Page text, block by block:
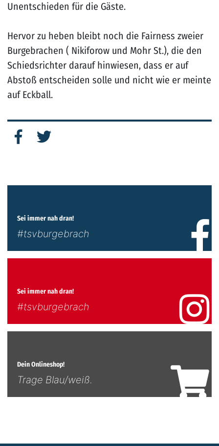
Unentschieden für die Gäste.
Hervor zu heben bleibt noch die Fairness zweier
Burgebrachen ( Nikiforow und Mohr St.), die den
Schiedsrichter darauf hinwiesen, dass er auf
Abstoß entscheiden solle und nicht wie er meinte
auf Eckball.
Sei immer nah dran!
#tsvburgebrach
Sei immer nah dran!
#tsvburgebrach
Dein Onlineshop!
Trage Blau/weiß.